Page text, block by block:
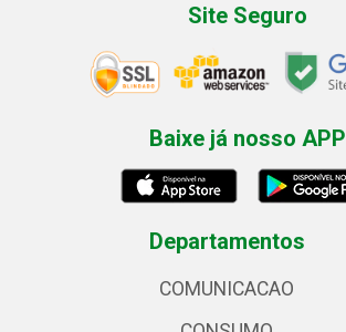
Site Seguro
Baixe já nosso APP
Departamentos
COMUNICACAO